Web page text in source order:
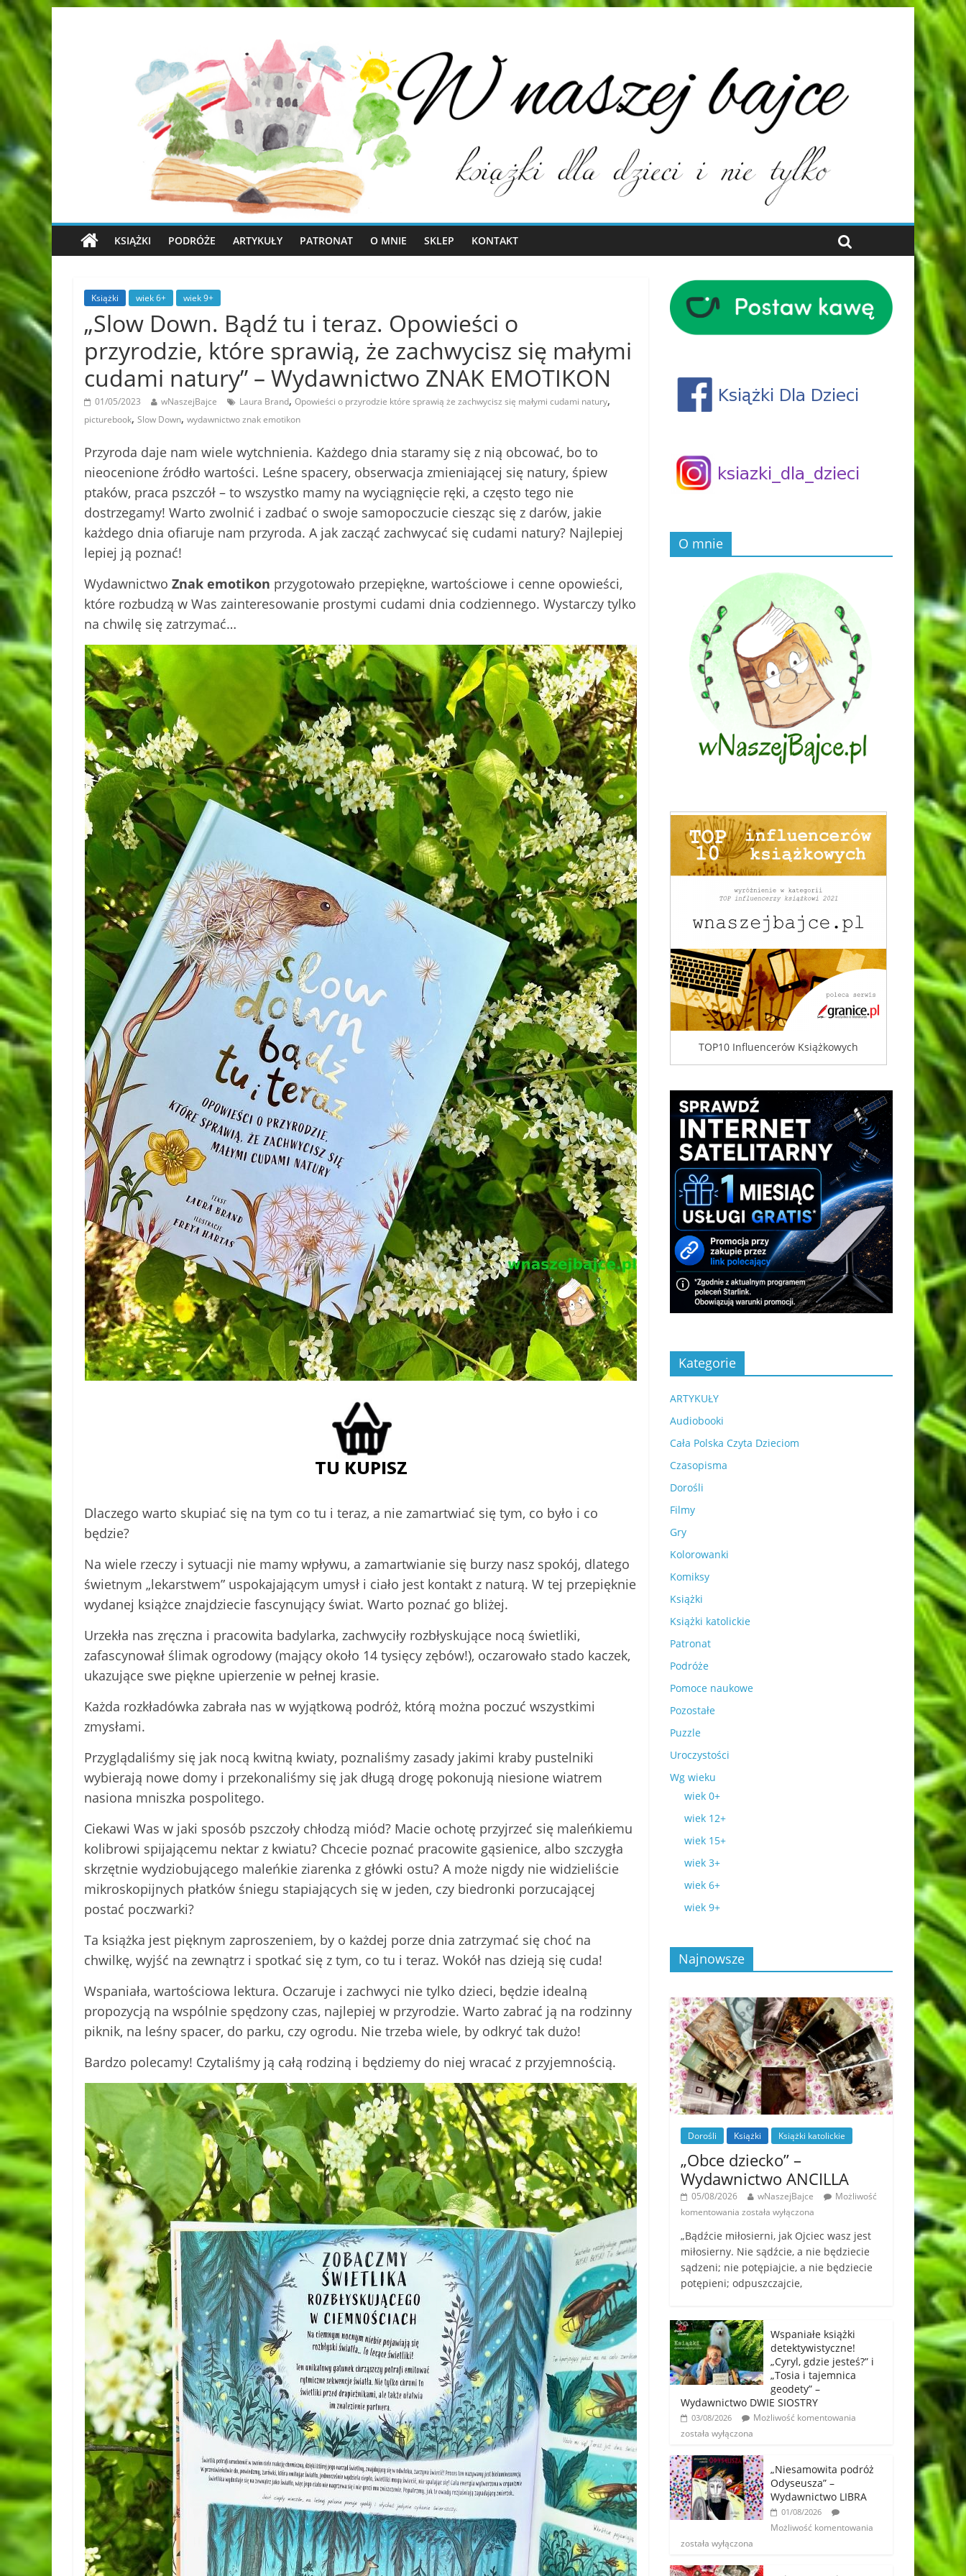
KSIĄŻKI PODRÓŻE ARTYKUŁY PATRONAT O MNIE SKLEP KONTAKT
Książki wiek 6+ wiek 9+
„Slow Down. Bądź tu i teraz. Opowieści o
przyrodzie, które sprawią, że zachwycisz się małymi
cudami natury” – Wydawnictwo ZNAK EMOTIKON
01/05/2023 wNaszejBajce Laura Brand, Opowieści o przyrodzie które sprawią że zachwycisz się małymi cudami natury,
picturebook, Slow Down, wydawnictwo znak emotikon
Przyroda daje nam wiele wytchnienia. Każdego dnia staramy się z nią obcować, bo to
nieocenione źródło wartości. Leśne spacery, obserwacja zmieniającej się natury, śpiew
ptaków, praca pszczół – to wszystko mamy na wyciągnięcie ręki, a często tego nie
dostrzegamy! Warto zwolnić i zadbać o swoje samopoczucie ciesząc się z darów, jakie
każdego dnia ofiaruje nam przyroda. A jak zacząć zachwycać się cudami natury? Najlepiej
lepiej ją poznać!
Wydawnictwo Znak emotikon przygotowało przepiękne, wartościowe i cenne opowieści,
które rozbudzą w Was zainteresowanie prostymi cudami dnia codziennego. Wystarczy tylko
na chwilę się zatrzymać…
Dlaczego warto skupiać się na tym co tu i teraz, a nie zamartwiać się tym, co było i co
będzie?
Na wiele rzeczy i sytuacji nie mamy wpływu, a zamartwianie się burzy nasz spokój, dlatego
świetnym „lekarstwem” uspokajającym umysł i ciało jest kontakt z naturą. W tej przepięknie
wydanej książce znajdziecie fascynujący świat. Warto poznać go bliżej.
Urzekła nas zręczna i pracowita badylarka, zachwyciły rozbłyskujące nocą świetliki,
zafascynował ślimak ogrodowy (mający około 14 tysięcy zębów!), oczarowało stado kaczek,
ukazujące swe piękne upierzenie w pełnej krasie.
Każda rozkładówka zabrała nas w wyjątkową podróż, którą można poczuć wszystkimi
zmysłami.
Przyglądaliśmy się jak nocą kwitną kwiaty, poznaliśmy zasady jakimi kraby pustelniki
wybierają nowe domy i przekonaliśmy się jak długą drogę pokonują niesione wiatrem
nasiona mniszka pospolitego.
Ciekawi Was w jaki sposób pszczoły chłodzą miód? Macie ochotę przyjrzeć się maleńkiemu
kolibrowi spijającemu nektar z kwiatu? Chcecie poznać pracowite gąsienice, albo szczygła
skrzętnie wydziobującego maleńkie ziarenka z główki ostu? A może nigdy nie widzieliście
mikroskopijnych płatków śniegu stapiających się w jeden, czy biedronki porzucającej
postać poczwarki?
Ta książka jest pięknym zaproszeniem, by o każdej porze dnia zatrzymać się choć na
chwilkę, wyjść na zewnątrz i spotkać się z tym, co tu i teraz. Wokół nas dzieją się cuda!
Wspaniała, wartościowa lektura. Oczaruje i zachwyci nie tylko dzieci, będzie idealną
propozycją na wspólnie spędzony czas, najlepiej w przyrodzie. Warto zabrać ją na rodzinny
piknik, na leśny spacer, do parku, czy ogrodu. Nie trzeba wiele, by odkryć tak dużo!
Bardzo polecamy! Czytaliśmy ją całą rodziną i będziemy do niej wracać z przyjemnością.
O mnie
TOP10 Influencerów Książkowych
Kategorie
ARTYKUŁY
Audiobooki
Cała Polska Czyta Dzieciom
Czasopisma
Dorośli
Filmy
Gry
Kolorowanki
Komiksy
Książki
Książki katolickie
Patronat
Podróże
Pomoce naukowe
Pozostałe
Puzzle
Uroczystości
Wg wieku
wiek 0+
wiek 12+
wiek 15+
wiek 3+
wiek 6+
wiek 9+
Najnowsze
Dorośli Książki Książki katolickie
„Obce dziecko” –
Wydawnictwo ANCILLA
05/08/2026 wNaszejBajce
Możliwość
komentowania została wyłączona
„Bądźcie miłosierni, jak Ojciec wasz jest
miłosierny. Nie sądźcie, a nie będziecie
sądzeni; nie potępiajcie, a nie będziecie
potępieni; odpuszczajcie,
Wspaniałe książki
detektywistyczne!
„Cyryl, gdzie jesteś?” i
„Tosia i tajemnica
geodety” –
Wydawnictwo DWIE SIOSTRY
03/08/2026
Możliwość komentowania
została wyłączona
„Niesamowita podróż
Odyseusza” –
Wydawnictwo LIBRA
01/08/2026
Możliwość komentowania
została wyłączona